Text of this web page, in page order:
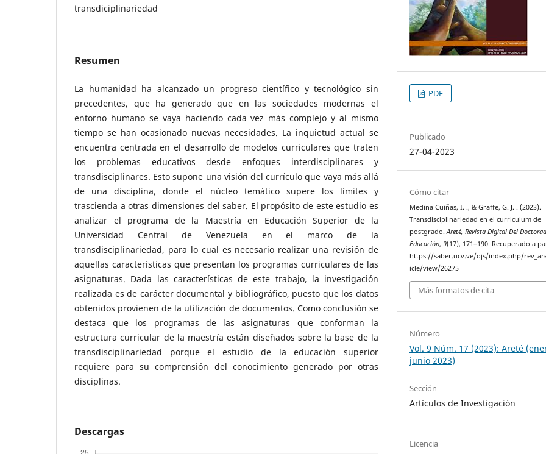
transdiciplinariedad
Resumen
La humanidad ha alcanzado un progreso científico y tecnológico sin
precedentes, que ha generado que en las sociedades modernas el
entorno humano se vaya haciendo cada vez más complejo y al mismo
tiempo se han ocasionado nuevas necesidades. La inquietud actual se
encuentra centrada en el desarrollo de modelos curriculares que traten
los problemas educativos desde enfoques interdisciplinares y
transdisciplinares. Esto supone una visión del currículo que vaya más allá
de una disciplina, donde el núcleo temático supere los límites y
trascienda a otras dimensiones del saber. El propósito de este estudio es
analizar el programa de la Maestría en Educación Superior de la
Universidad Central de Venezuela en el marco de la
transdisciplinariedad, para lo cual es necesario realizar una revisión de
aquellas características que presentan los programas curriculares de las
asignaturas. Dada las características de este trabajo, la investigación
realizada es de carácter documental y bibliográfico, puesto que los datos
obtenidos provienen de la utilización de documentos. Como conclusión se
destaca que los programas de las asignaturas que conforman la
estructura curricular de la maestría están diseñados sobre la base de la
transdisciplinariedad porque el estudio de la educación superior
requiere para su comprensión del conocimiento generado por otras
disciplinas.
Descargas
PDF
Publicado
27-04-2023
Cómo citar
Medina Cuiñas, I. ., & Graffe, G. J. . (2023).
Transdisciplinariedad en el curriculum de
postgrado.Areté, Revista Digital Del
Educación,9(17), 171–190. Recuperado a
https://saber.ucv.ve/ojs/index.php/
icle/view/26275
Más formatos de cita
Número
Vol. 9 Núm. 17 (2023): Areté
junio 2023)
Sección
Artículos de Investigación
Licencia